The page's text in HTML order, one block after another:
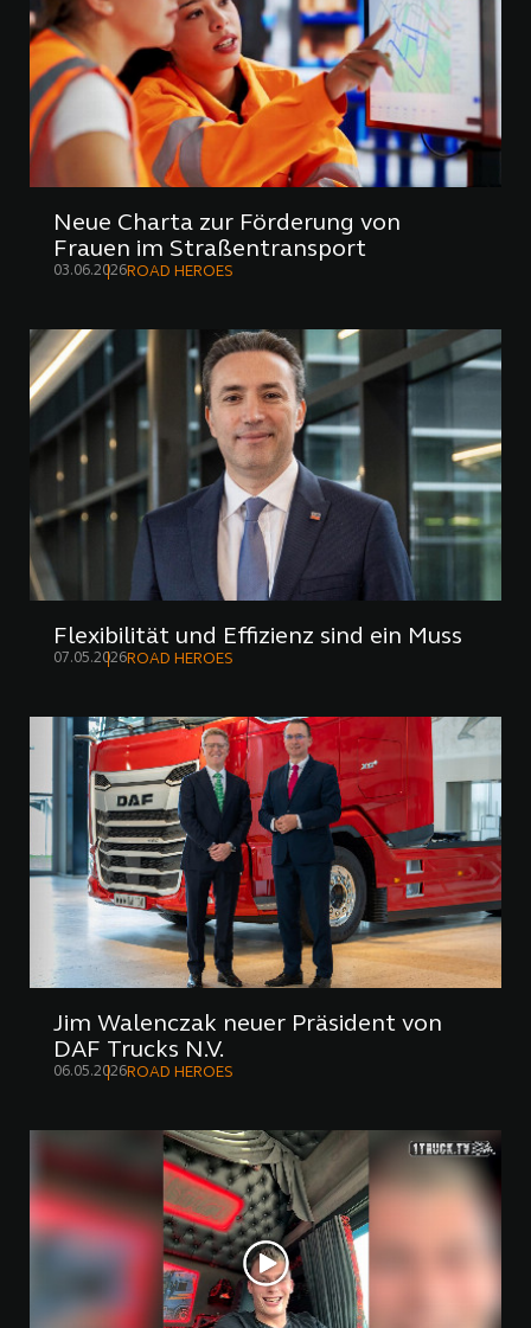
Neue Charta zur Förderung von
Frauen im Straßentransport
03.06.2026ROAD HEROES
Flexibilität und Effizienz sind ein Muss
07.05.2026ROAD HEROES
Jim Walenczak neuer Präsident von
DAF Trucks N.V.
06.05.2026ROAD HEROES